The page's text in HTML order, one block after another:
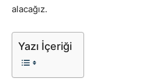
alacağız.
Yazı İçeriği